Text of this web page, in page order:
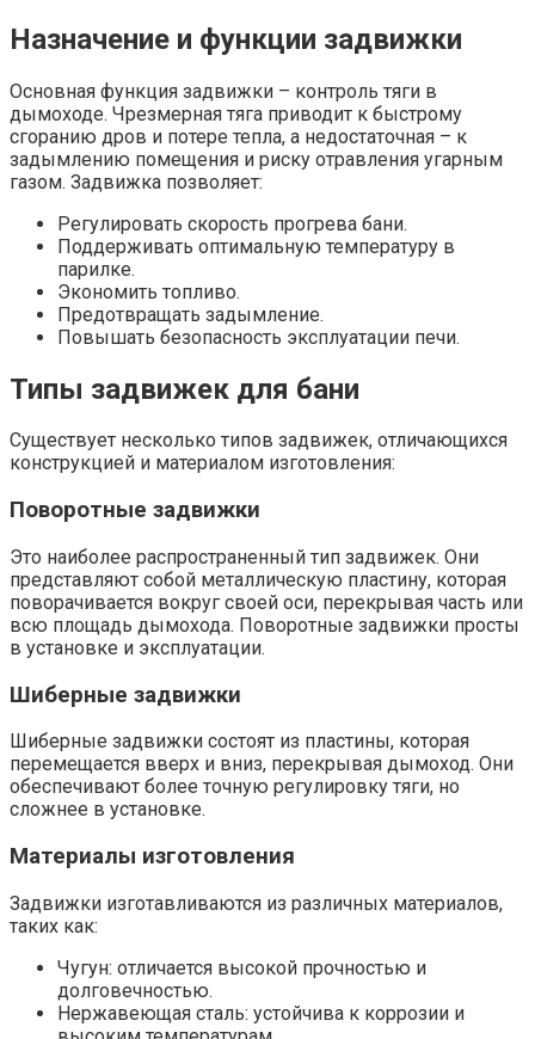
Назначение и функции задвижки
Основная функция задвижки – контроль тяги в
дымоходе. Чрезмерная тяга приводит к быстрому
сгоранию дров и потере тепла, а недостаточная – к
задымлению помещения и риску отравления угарным
газом. Задвижка позволяет:
Регулировать скорость прогрева бани.
Поддерживать оптимальную температуру в
парилке.
Экономить топливо.
Предотвращать задымление.
Повышать безопасность эксплуатации печи.
Типы задвижек для бани
Существует несколько типов задвижек, отличающихся
конструкцией и материалом изготовления:
Поворотные задвижки
Это наиболее распространенный тип задвижек. Они
представляют собой металлическую пластину, которая
поворачивается вокруг своей оси, перекрывая часть или
всю площадь дымохода. Поворотные задвижки просты
в установке и эксплуатации.
Шиберные задвижки
Шиберные задвижки состоят из пластины, которая
перемещается вверх и вниз, перекрывая дымоход. Они
обеспечивают более точную регулировку тяги, но
сложнее в установке.
Материалы изготовления
Задвижки изготавливаются из различных материалов,
таких как:
Чугун: отличается высокой прочностью и
долговечностью.
Нержавеющая сталь: устойчива к коррозии и